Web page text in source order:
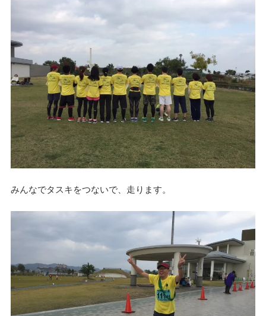
みんなでタスキをつないで、走ります。